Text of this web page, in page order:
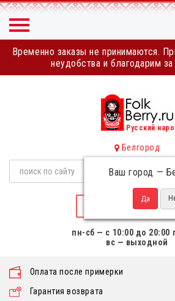
Временно заказы не принимаются.
неудобства и благодарим
Русский
Белгород
Ваш город —
НАПИСАТЬ НАМ
пн-сб — с 10:00 до 20:00
вс — выходной
Оплата после примерки
Гарантия возврата